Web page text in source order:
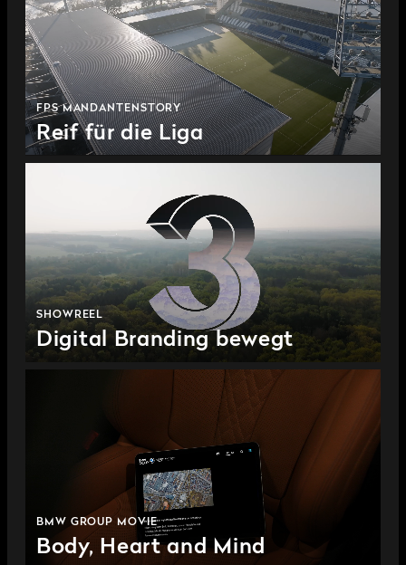
FPS MANDANTENSTORY
Reif für die Liga
SHOWREEL
Digital Branding bewegt
BMW GROUP MOVIE
Body, Heart and Mind